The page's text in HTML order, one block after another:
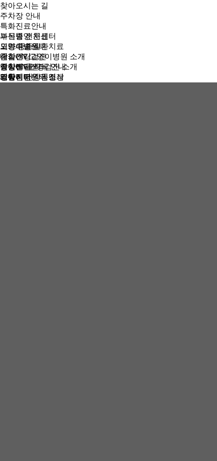
찾아오시는 길
주차장 안내
특화진료안내
부신종양 치료
노령/중증질환치료
과목별 전문센터
외과수술센터
내과센터
종양센터
재활센터
고양이병원
잠실ON 고양이병원 소개
질환별 클리닉 안내
고양이병원 동영상
종합건강검진
잠실ON 건강검진 소개
강아지 건강검진
영상진단센터
영상진단센터 소개
커뮤니티